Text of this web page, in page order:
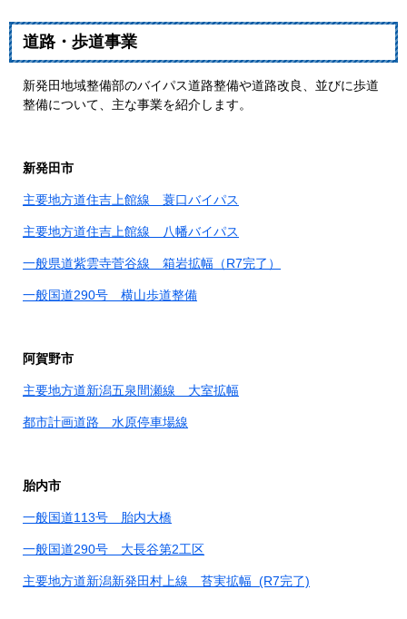
道路・歩道事業
新発田地域整備部のバイパス道路整備や道路改良、並びに歩道
整備について、主な事業を紹介します。
新発田市
主要地方道住吉上館線 蓑口バイパス
主要地方道住吉上館線 八幡バイパス
一般県道紫雲寺菅谷線 箱岩拡幅 （R7完了）
一般国道290号 横山歩道整備
阿賀野市
主要地方道新潟五泉間瀬線 大室拡幅
都市計画道路 水原停車場線
胎内市
一般国道113号 胎内大橋
一般国道290号 大長谷第2工区
主要地方道新潟新発田村上線 苔実拡幅 (R7完了)​